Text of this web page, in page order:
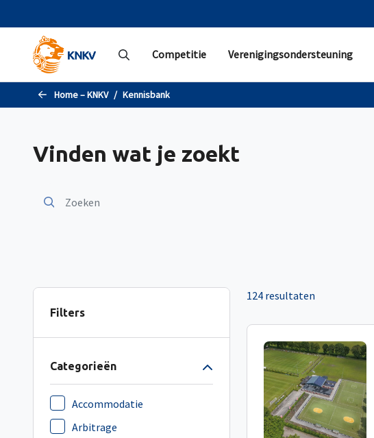
Competitie Verenigingsondersteuning
Home – KNKV Kennisbank
Vinden wat je zoekt
Filters
Categorieën
Accommodatie
Arbitrage
124 resultaten